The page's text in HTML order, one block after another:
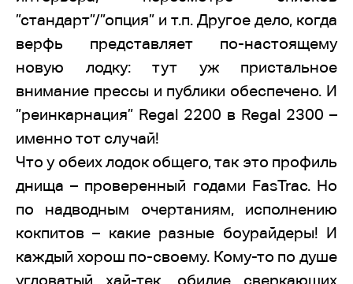
”стандарт”/”опция” и т.п. Другое дело, когда
верфь представляет по-настоящему
новую лодку: тут уж пристальное
внимание прессы и публики обеспечено. И
”реинкарнация” Regal 2200 в Regal 2300 –
именно тот случай!
Что у обеих лодок общего, так это профиль
днища – проверенный годами FasTrac. Но
по надводным очертаниям, исполнению
кокпитов – какие разные боурайдеры! И
каждый хорош по-своему. Кому-то по душе
угловатый хай-тек, обилие сверкающих